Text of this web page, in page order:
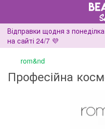
Відправки щодня з
на сайті 24/7 💜
rom&nd
Професійна